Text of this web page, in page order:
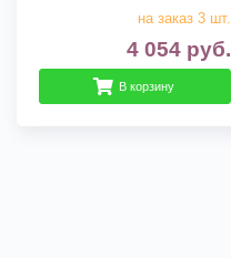
на заказ 3 шт.
4 054 руб.
В корзину